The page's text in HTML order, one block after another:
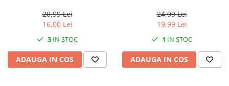
20,99 Lei
16,00 Lei
3 IN STOC
ADAUGA IN COS
24,99 Lei
19,99 Lei
1 IN STOC
ADAUGA IN COS